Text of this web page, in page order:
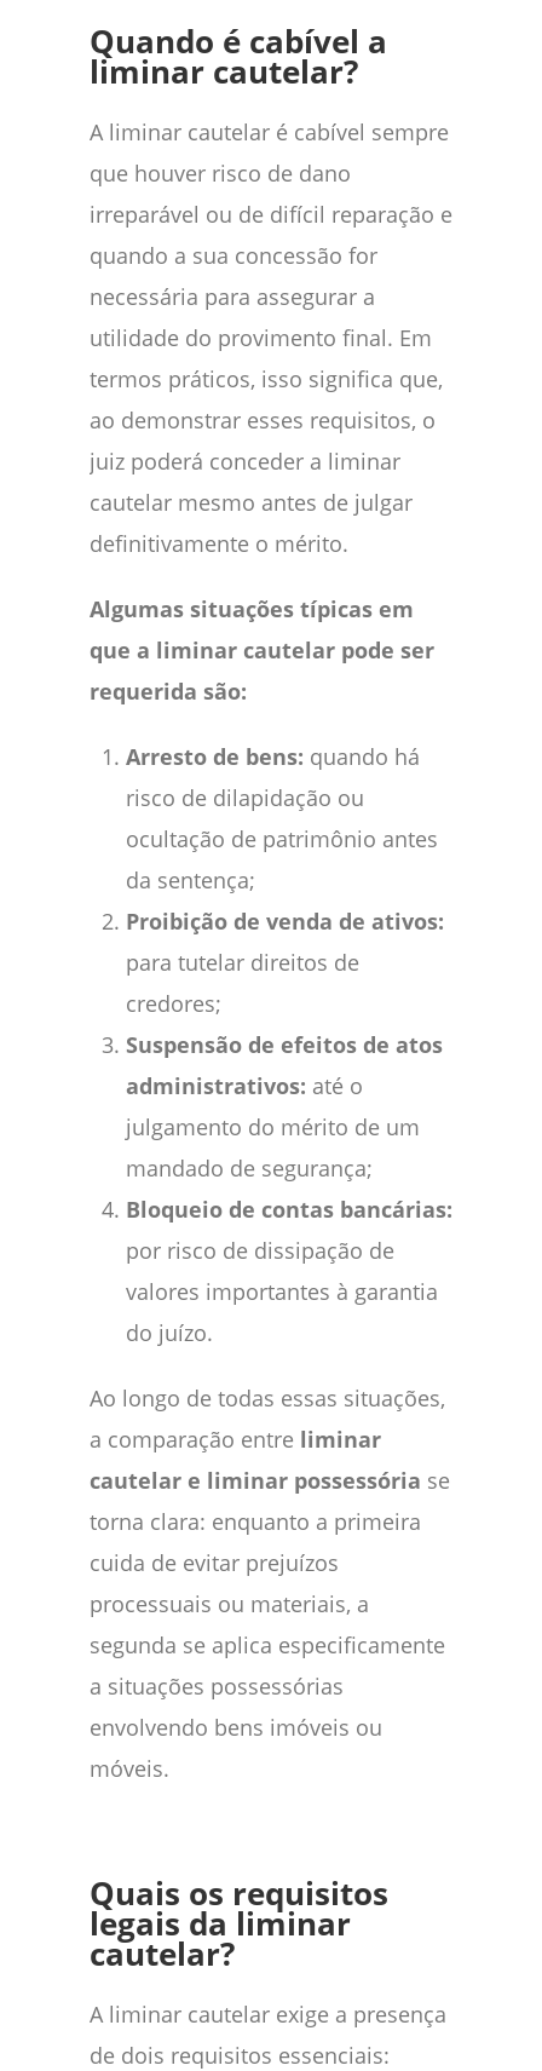
Quando é cabível a
liminar cautelar?
A liminar cautelar é cabível sempre
que houver risco de dano
irreparável ou de difícil reparação e
quando a sua concessão for
necessária para assegurar a
utilidade do provimento final. Em
termos práticos, isso significa que,
ao demonstrar esses requisitos, o
juiz poderá conceder a liminar
cautelar mesmo antes de julgar
definitivamente o mérito.
Algumas situações típicas em
que a liminar cautelar pode ser
requerida são:
Arresto de bens: quando há
risco de dilapidação ou
ocultação de patrimônio antes
da sentença;
Proibição de venda de ativos:
para tutelar direitos de
credores;
Suspensão de efeitos de atos
administrativos: até o
julgamento do mérito de um
mandado de segurança;
Bloqueio de contas bancárias:
por risco de dissipação de
valores importantes à garantia
do juízo.
Ao longo de todas essas situações,
a comparação entre liminar
cautelar e liminar possessória se
torna clara: enquanto a primeira
cuida de evitar prejuízos
processuais ou materiais, a
segunda se aplica especificamente
a situações possessórias
envolvendo bens imóveis ou
móveis.
Quais os requisitos
legais da liminar
cautelar?
A liminar cautelar exige a presença
de dois requisitos essenciais: